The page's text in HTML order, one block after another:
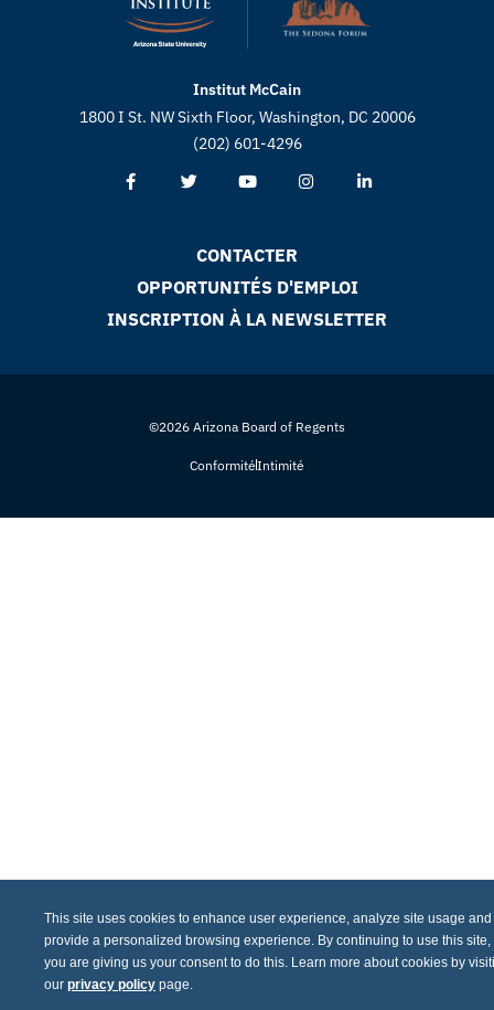
Institut McCain
1800 I St. NW Sixth Floor, Washington, DC 20006
(202) 601-4296
CONTACTER
OPPORTUNITÉS D'EMPLOI
INSCRIPTION À LA NEWSLETTER
©2026 Arizona Board of Regents
ConformitéIntimité
This site uses cookies to enhance user experience, analyze site usage and
provide a personalized browsing experience. By continuing to use this site,
you are giving us your consent to do this. Learn more about cookies by
our privacy policy page.